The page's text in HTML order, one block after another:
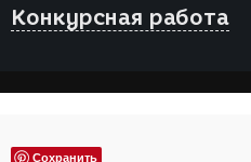
Конкурсная работа
Сохранить